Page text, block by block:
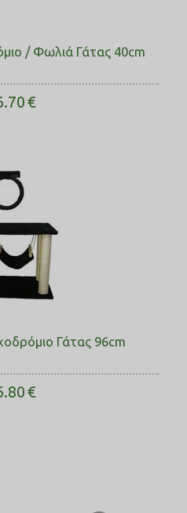
/ Φωλιά Γάτας 40cm
€
Γάτας 96cm
€